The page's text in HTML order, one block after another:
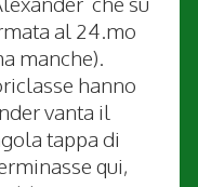
al 24.mo
manche).
hanno
vanta il
tappa di
qui,